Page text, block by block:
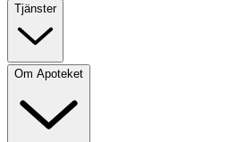
Tjänster
Om Apoteket